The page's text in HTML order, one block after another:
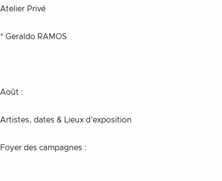
Atelier Privé
* Geraldo RAMOS
Août :
Artistes, dates & Lieux d'exposition
Foyer des campagnes :